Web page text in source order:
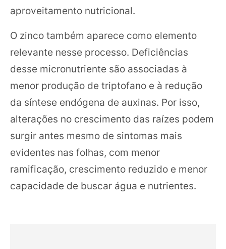
aproveitamento nutricional.
O zinco também aparece como elemento
relevante nesse processo. Deficiências
desse micronutriente são associadas à
menor produção de triptofano e à redução
da síntese endógena de auxinas. Por isso,
alterações no crescimento das raízes podem
surgir antes mesmo de sintomas mais
evidentes nas folhas, com menor
ramificação, crescimento reduzido e menor
capacidade de buscar água e nutrientes.